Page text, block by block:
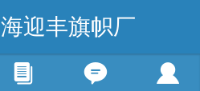
海迎丰旗帜厂